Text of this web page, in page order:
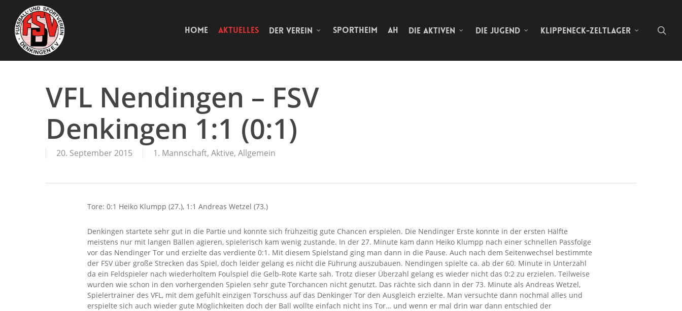
content
HOME AKTUELLES DER VEREIN SPORTHEIM AH DIE AKTIVEN DIE JUGEND KLIPPENECK-ZELTLAGER
VFL Nendingen – FSV
Denkingen 1:1 (0:1)
20. September 2015 1. Mannschaft, Aktive, Allgemein
Tore: 0:1 Heiko Klumpp (27.), 1:1 Andreas Wetzel (73.)
Denkingen startete sehr gut in die Partie und konnte sich frühzeitig gute Chancen erspielen. Die Nendinger Erste konnte in der ersten Hälfte
meistens nur mit langen Bällen agieren, spielerisch kam wenig zustande. In der 27. Minute kam dann Heiko Klumpp nach einer schnellen Passfolge
vor das Nendinger Tor und erzielte das verdiente 0:1. Mit diesem Spielstand ging man dann in die Pause. Auch nach dem Seitenwechsel bestimmte
der FSV über große Strecken das Spiel, doch leider gelang es nicht die Führung auszubauen. Nendingen spielte ca. ab der 60. Minute in Unterzahl
da ein Feldspieler nach wiederholtem Foulspiel die Gelb-Rote Karte sah. Trotz dieser Überzahl gelang es wieder nicht das 0:2 zu erzielen. Teilweise
wurden wie schon in den vorhergenden Spielen sehr gute Torchancen nicht genutzt. Das rächte sich dann in der 73. Minute als Andreas Wetzel,
Spielertrainer des VFL, mit dem gefühlt einzigen Torschuss auf das Denkinger Tor den Ausgleich erzielte. Man versuchte dann nochmal alles und
erspielte sich auch wieder gute Möglichkeiten doch der Ball wollte einfach nicht ins Tor… und wenn er mal drin war dann entschied der